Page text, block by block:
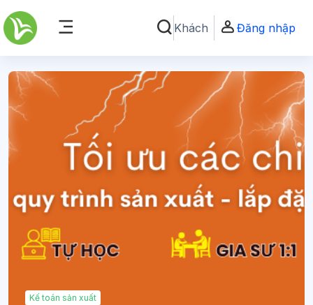
Chuyển tới nội dung chính
Bảng điều khiển cạnh
Chuyển đổi chọn tìm kiếm
Khách Đăng nhập
Kế toán sản xuất